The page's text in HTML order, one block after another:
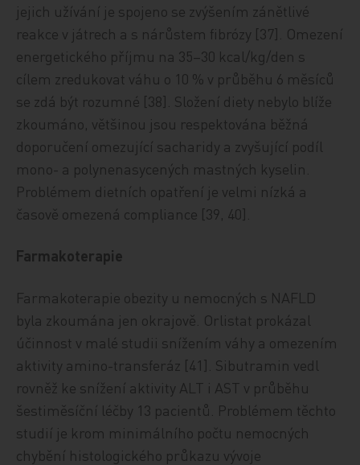
jejich užívání je spojeno se zvýšením zánětlivé
reakce v játrech a s nárůstem fibrózy [37]. Omezení
energetického příjmu na 35–30 kcal/kg/den s
cílem zredukovat váhu o 10 % v průběhu 6 měsíců
se zdá být rozumné [38]. Složení diety nebylo blíže
zkoumáno, většinou jsou respektována běžná
doporučení omezující sacharidy a zvyšující podíl
mono- a polynenasycených mastných kyselin.
Problémem dietních opatření je velmi nízká a
časově omezená compliance [39, 40].
Farmakoterapie
Farmakoterapie obezity u nemocných s NAFLD
byla zkoumána jen okrajově. Orlistat prokázal
účinnost v malé studii snížením váhy a omezením
aktivity amino-transferáz [41]. Sibutramin vedl
rovněž ke snížení aktivity ALT i AST v průběhu
šestiměsíční léčby 13 pacientů. Problémem těchto
studií je krom minimálního počtu nemocných
chybění histologického průkazu vývoje